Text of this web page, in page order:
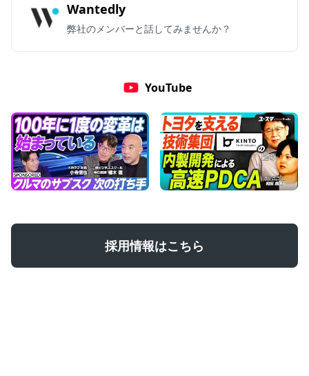
Wantedly
弊社のメンバーと話してみませんか？
YouTube
採用情報はこちら